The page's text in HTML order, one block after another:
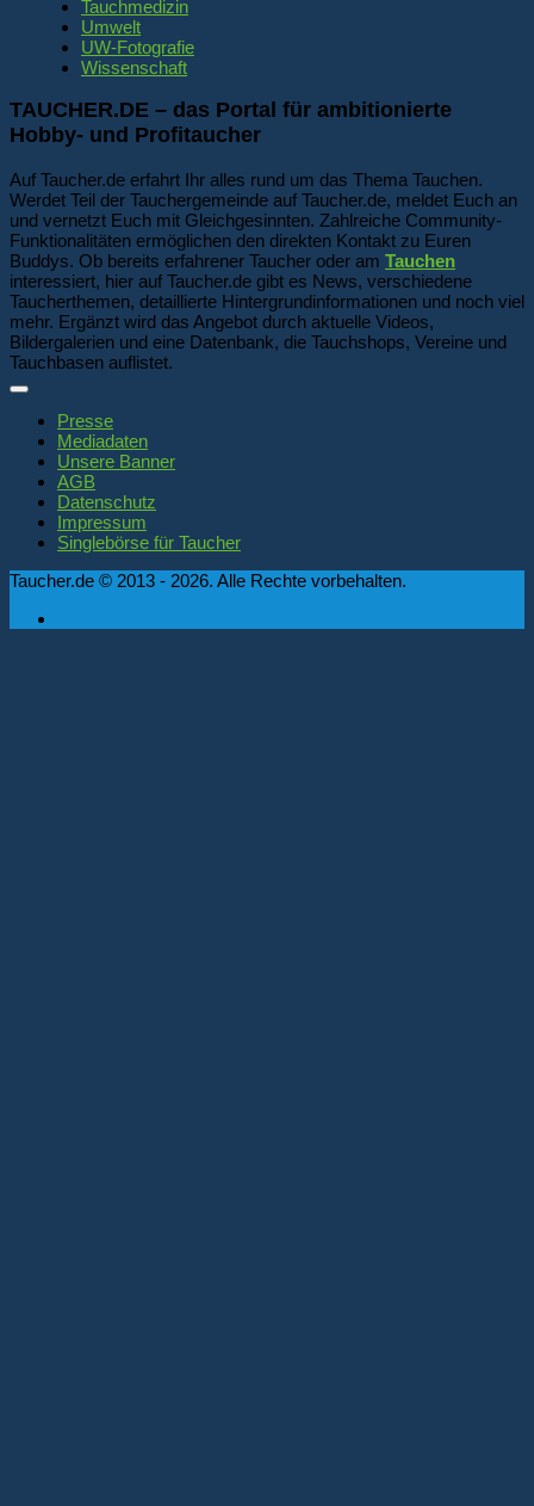
Tauchmedizin
Umwelt
UW-Fotografie
Wissenschaft
TAUCHER.DE – das Portal für ambitionierte
Hobby- und Profitaucher
Auf Taucher.de erfahrt Ihr alles rund um das Thema Tauchen.
Werdet Teil der Tauchergemeinde auf Taucher.de, meldet Euch an
und vernetzt Euch mit Gleichgesinnten. Zahlreiche Community-
Funktionalitäten ermöglichen den direkten Kontakt zu Euren
Buddys. Ob bereits erfahrener Taucher oder am Tauchen
interessiert, hier auf Taucher.de gibt es News, verschiedene
Taucherthemen, detaillierte Hintergrundinformationen und noch viel
mehr. Ergänzt wird das Angebot durch aktuelle Videos,
Bildergalerien und eine Datenbank, die Tauchshops, Vereine und
Tauchbasen auflistet.
Presse
Mediadaten
Unsere Banner
AGB
Datenschutz
Impressum
Singlebörse für Taucher
Taucher.de © 2013 - 2026. Alle Rechte vorbehalten.